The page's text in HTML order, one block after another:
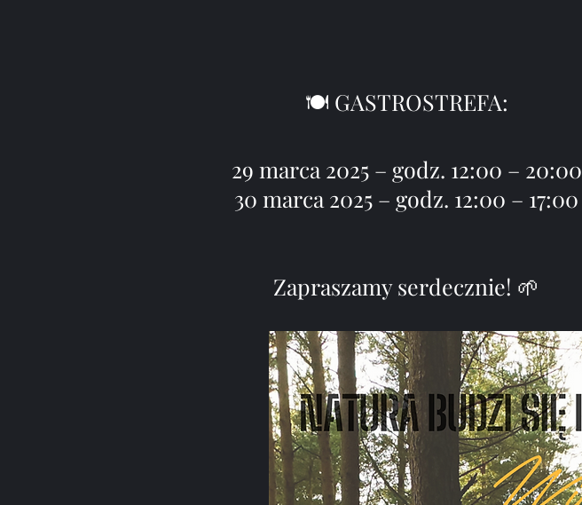
🍽 GASTROSTREFA:
29 marca 2025 – godz. 12:00 – 20:00
30 marca 2025 – godz. 12:00 – 17:00
Zapraszamy serdecznie! 🌱